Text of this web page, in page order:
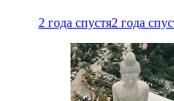
2 года спустя2 года